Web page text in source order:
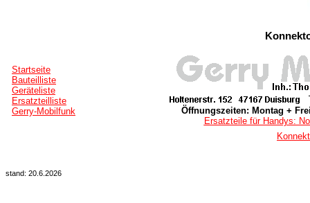
Startseite
Bauteilliste
Geräteliste
Ersatzteilliste
Gerry-Mobilfunk
Öffnungszeiten: Montag +
Ersatzteile für Handys:
stand: 20.6.2026